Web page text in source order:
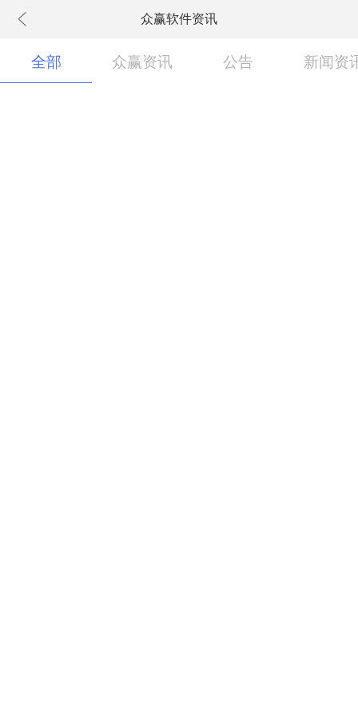
众赢软件资讯
全部 众赢资讯 公告 新闻资